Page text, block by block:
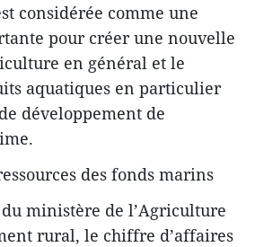
considérée comme une
pour créer une nouvelle
en général et le
aquatiques en particulier
développement de
des fonds marins
ministère de l’Agriculture
rural, le chiffre d’affaires